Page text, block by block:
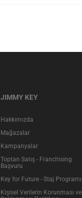
JIMMY KEY
Hakkımızda
Mağazalar
Kampanyalar
Toptan Satış - Franchising
Başvuru
Key for Future - Staj Programı
Kişisel Verilerin Korunması ve